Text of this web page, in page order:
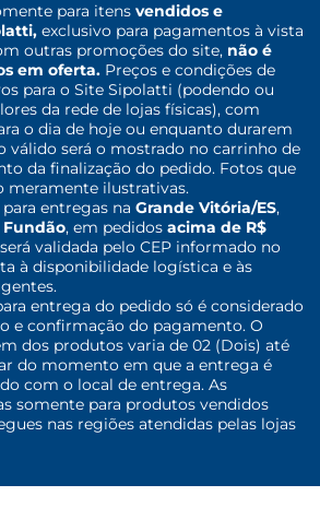
para itens vendidos e
exclusivo para pagamentos à vista
outras promoções do site, não é
em oferta. Preços e condições de
para o Site Sipolatti (podendo ou
da rede de lojas físicas), com
o dia de hoje ou enquanto durarem
válido será o mostrado no carrinho de
da finalização do pedido. Fotos que
meramente ilustrativas.
entregas na Grande Vitória/ES,
Fundão, em pedidos acima de R$
validada pelo CEP informado no
à disponibilidade logística e às
entrega do pedido só é considerado
e confirmação do pagamento. O
dos produtos varia de 02 (Dois) até
do momento em que a entrega é
com o local de entrega. As
somente para produtos vendidos
nas regiões atendidas pelas lojas